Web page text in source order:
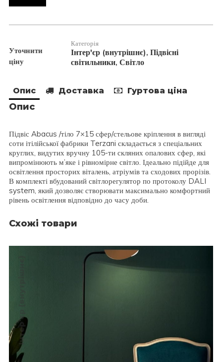
7x15
white|
Dimming
кількість
Уточнити
ціну
Категорія
Інтер'єр (внутрішнє), Підвісні
світильники, Світло
Опис Доставка Гуртова ціна
Опис
Підвіс Abacus /тіло 7×15 сфер/стельове кріплення в вигляді
соти ітілійської фабрики Terzani складається з спеціальних
круглих, видутих вручну 105-ти скляних опалових сфер, які
випромінюють м’яке і рівномірне світло. Ідеально підійде для
освітлення просторих віталень, атріумів та сходових прорізів.
В комплекті вбудований світлорегулятор по протоколу DALI
system, який дозволяє створювати максимально комфортний
рівень освітлення відповідно до часу доби.
Схожі товари
Інтер'єр (внутрішнє)